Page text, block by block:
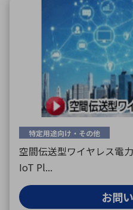
特定用途向け・その他
空間伝送型ワイヤレス電
IoT Pl...
お問